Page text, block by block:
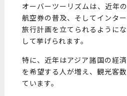
オーバーツーリズムは、近年
航空券の普及、そしてインタ
旅行計画を立てられるように
して挙げられます。
特に、近年はアジア諸国の経
を希望する人が増え、観光客
ています。